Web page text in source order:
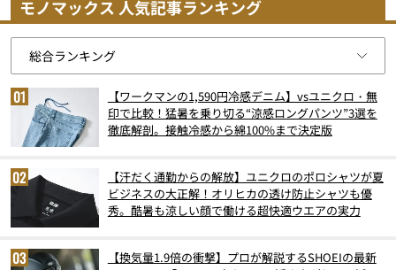
モノマックス 人気記事ランキング
【ワークマンの1,590円冷感デニム】vsユニクロ・無
印で比較！猛暑を乗り切る“涼感ロングパンツ”3選を
徹底解剖。接触冷感から綿100%まで決定版
【汗だく通勤からの解放】ユニクロのポロシャツが夏
ビジネスの大正解！オリヒカの透け防止シャツも優
秀。酷暑も涼しい顔で働ける超快適ウエアの実力
【換気量1.9倍の衝撃】プロが解説するSHOEIの最新